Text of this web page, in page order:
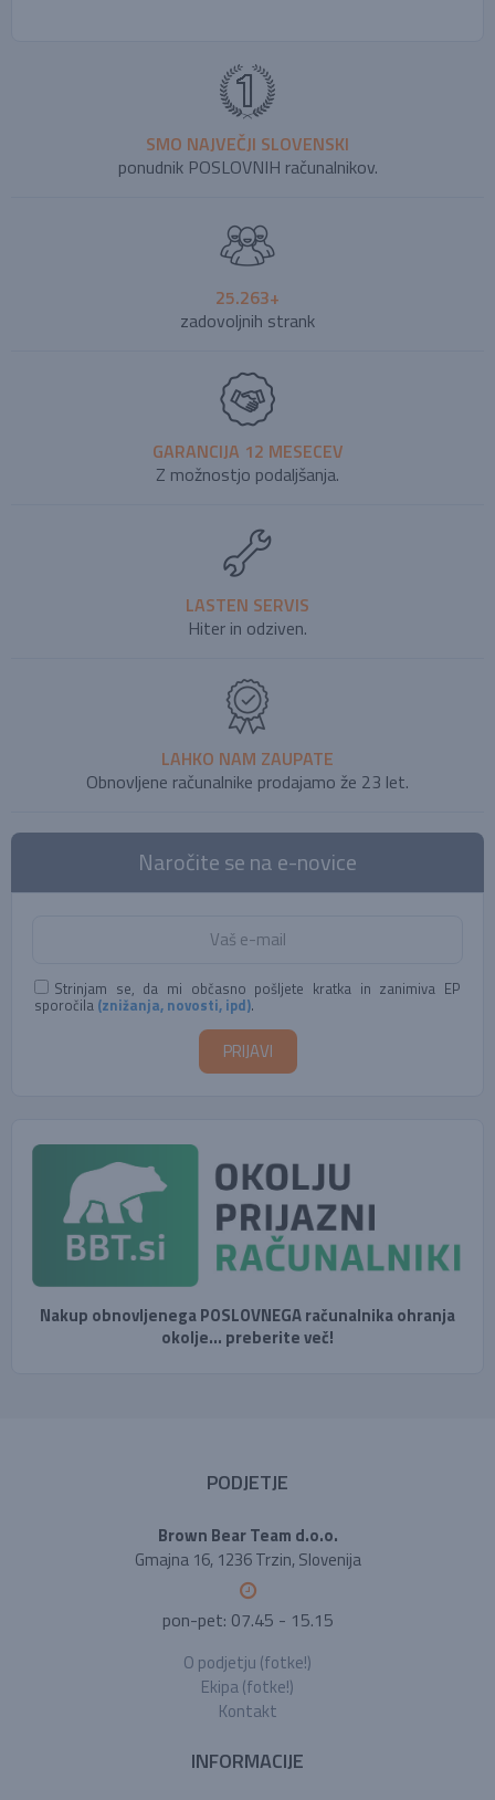
SMO NAJVEČJI SLOVENSKI
ponudnik POSLOVNIH računalnikov.
25.263+
zadovoljnih strank
GARANCIJA 12 MESECEV
Z možnostjo podaljšanja.
LASTEN SERVIS
Hiter in odziven.
LAHKO NAM ZAUPATE
Obnovljene računalnike prodajamo že 23 let.
Naročite se na e-novice
Strinjam se, da mi občasno pošljete kratka in zanimiva EP
sporočila (znižanja, novosti, ipd).
Nakup obnovljenega POSLOVNEGA računalnika ohranja
okolje... preberite več!
PODJETJE
Brown Bear Team d.o.o.
Gmajna 16, 1236 Trzin, Slovenija
pon-pet: 07.45 - 15.15
O podjetju (fotke!)
Ekipa (fotke!)
Kontakt
INFORMACIJE